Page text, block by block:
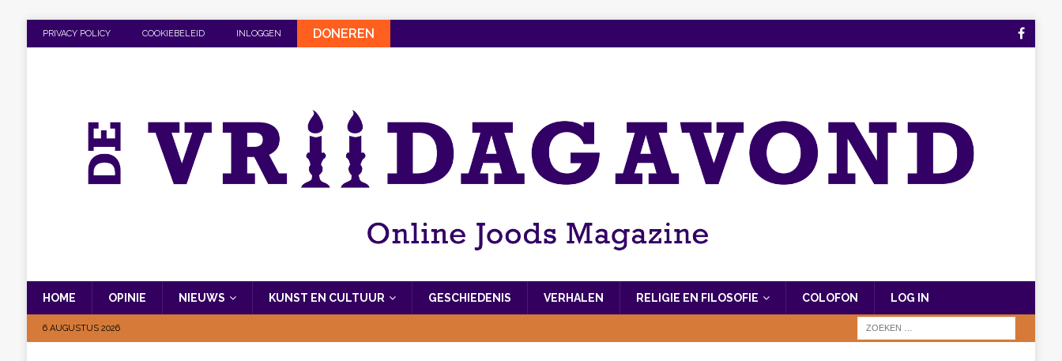
PRIVACY POLICY COOKIEBELEID INLOGGEN DONEREN
HOME OPINIE NIEUWS KUNST EN CULTUUR GESCHIEDENIS VERHALEN RELIGIE EN FILOSOFIE COLOFON LOG IN
6 AUGUSTUS 2026